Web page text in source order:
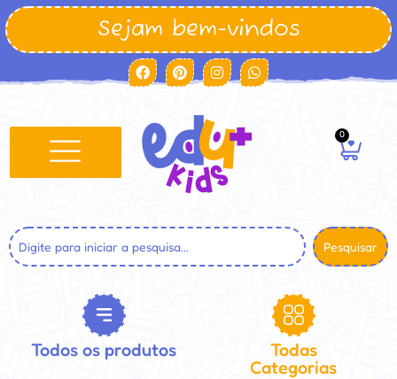
Sejam bem-vindos
0
Pesquisar
Todos os produtos
Todas
Categorias